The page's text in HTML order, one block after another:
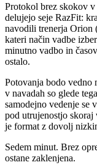
Protokol brez skokov v
delujejo seje RazFit:
navodili trenerja Orion
kateri način vadbe
minutno vadbo in
ostalo.
Potovanja bodo vedno
v navadah so glede
samodejno vedenje se
pod utrujenostjo
je format z dovolj
Sedem minut. Brez
ostane zaklenjena.